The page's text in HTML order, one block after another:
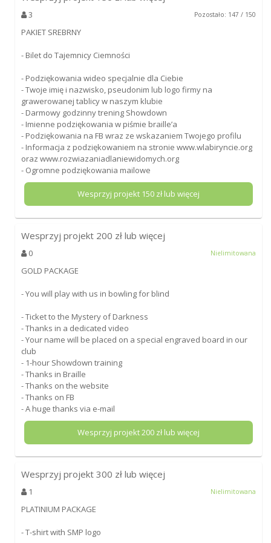
3 Pozostało: 147 / 150
PAKIET SREBRNY
- Bilet do Tajemnicy Ciemności
- Podziękowania wideo specjalnie dla Ciebie
- Twoje imię i nazwisko, pseudonim lub logo firmy na
grawerowanej tablicy w naszym klubie
- Darmowy godzinny trening Showdown
- Imienne podziękowania w piśmie braille’a
- Podziękowania na FB wraz ze wskazaniem Twojego profilu
- Informacja z podziękowaniem na stronie www.wlabiryncie.org
oraz www.rozwiazaniadlaniewidomych.org
- Ogromne podziękowania mailowe
Wesprzyj projekt 150zł lub więcej
Wesprzyj projekt 200 zł lub więcej
0 Nielimitowana
GOLD PACKAGE
- You will play with us in bowling for blind
- Ticket to the Mystery of Darkness
- Thanks in a dedicated video
- Your name will be placed on a special engraved board in our
club
- 1-hour Showdown training
- Thanks in Braille
- Thanks on the website
- Thanks on FB
- A huge thanks via e-mail
Wesprzyj projekt200zł lub więcej
Wesprzyj projekt 300 zł lub więcej
1 Nielimitowana
PLATINIUM PACKAGE
- T-shirt with SMP logo